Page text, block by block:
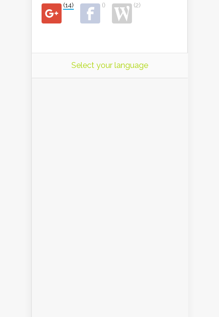
(14) () (2)
Select your language